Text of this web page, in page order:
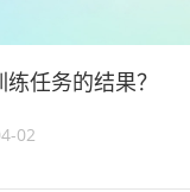
任务的结果？
02